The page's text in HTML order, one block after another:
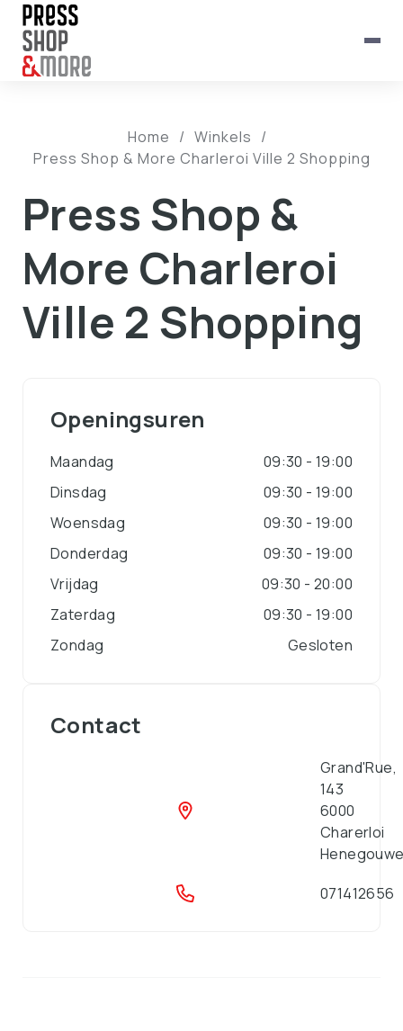
Home / Winkels /
Press Shop & More Charleroi Ville 2 Shopping
Press Shop &
More Charleroi
Ville 2 Shopping
Openingsuren
Maandag
09:30 - 19:00
Dinsdag
09:30 - 19:00
Woensdag
09:30 - 19:00
Donderdag
09:30 - 19:00
Vrijdag
09:30 - 20:00
Zaterdag
09:30 - 19:00
Zondag
Gesloten
Contact
Grand'Rue,
143
6000
Charerloi
071412656